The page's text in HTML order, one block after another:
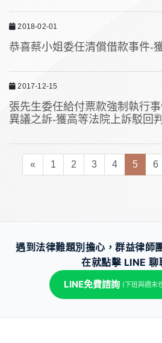
2018-02-01
恭喜蔡小姐委任清償借款事件-
2017-12-15
張先生委任給付票款強制執行
異議之訴-獲高等法院上訴駁回
« 1 2 3 4 5 6
遇到法律難題別擔心，群益律師
在就點擊 LINE 聊
LINE免費諮詢 (下班與週末